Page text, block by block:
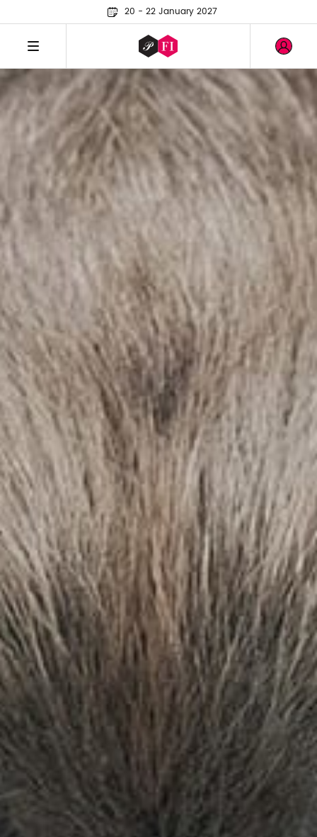
20 - 22 January 2027